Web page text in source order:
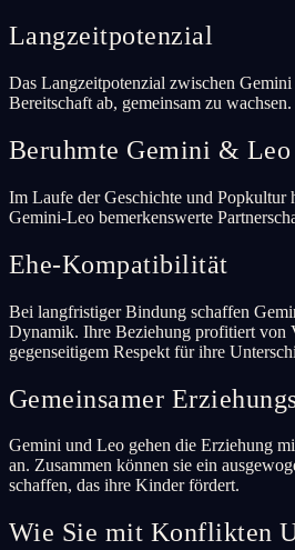
Langzeitpotenzial
Das Langzeitpotenzial zwischen
Bereitschaft ab, gemeinsam zu wachsen.
Beruhmte Gemini & Leo
Im Laufe der Geschichte und Popkultur
Gemini-Leo bemerkenswerte
Ehe-Kompatibilität
Bei langfristiger Bindung schaffen
Dynamik. Ihre Beziehung profitiert von
gegenseitigem Respekt für ihre
Gemeinsamer
Gemini und Leo gehen die Erziehung
an. Zusammen können sie ein
schaffen, das ihre Kinder fördert.
Wie Sie mit Konflikten